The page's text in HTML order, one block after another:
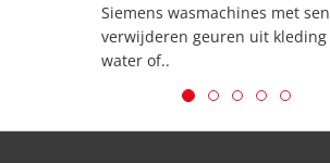
Siemens wasmachines met
verwijderen geuren uit
water of..